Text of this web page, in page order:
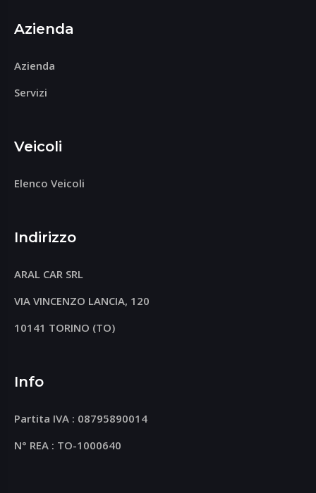
Azienda
Azienda
Servizi
Veicoli
Elenco Veicoli
Indirizzo
ARAL CAR SRL
VIA VINCENZO LANCIA, 120
10141 TORINO (TO)
Info
Partita IVA : 08795890014
N° REA : TO-1000640